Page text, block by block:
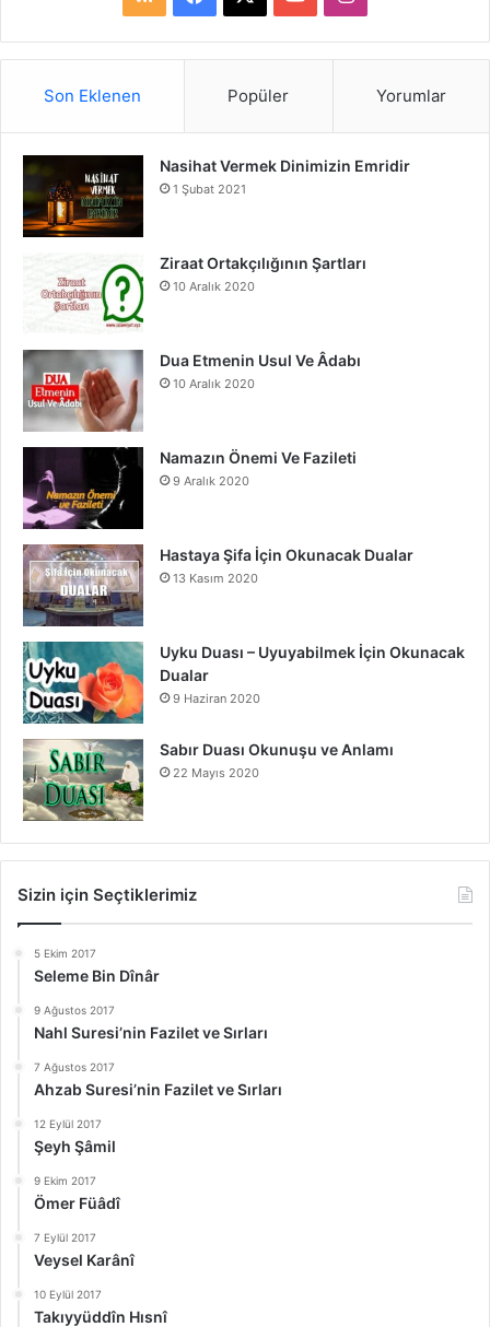
S
a
b
o
o
u
e
n
a
r
Son Eklenen Popüler Yorumlar
Nasihat Vermek Dinimizin Emridir
1 Şubat 2021
Ziraat Ortakçılığının Şartları
10 Aralık 2020
Dua Etmenin Usul Ve Âdabı
10 Aralık 2020
Namazın Önemi Ve Fazileti
9 Aralık 2020
Hastaya Şifa İçin Okunacak Dualar
13 Kasım 2020
Uyku Duası – Uyuyabilmek İçin Okunacak
Dualar
9 Haziran 2020
Sabır Duası Okunuşu ve Anlamı
22 Mayıs 2020
Sizin için Seçtiklerimiz
5 Ekim 2017
Seleme Bin Dînâr
9 Ağustos 2017
Nahl Suresi’nin Fazilet ve Sırları
7 Ağustos 2017
Ahzab Suresi’nin Fazilet ve Sırları
12 Eylül 2017
Şeyh Şâmil
9 Ekim 2017
Ömer Füâdî
7 Eylül 2017
Veysel Karânî
10 Eylül 2017
Takıyyüddîn Hısnî